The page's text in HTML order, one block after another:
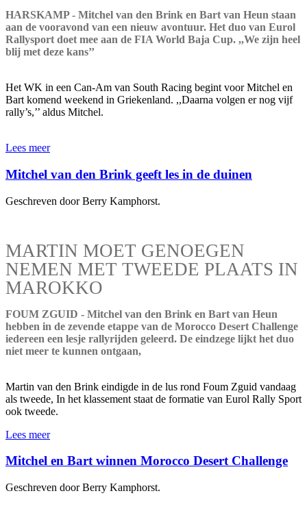
HARSKAMP - Mitchel van den Brink en Bart van Heun staan
aan de vooravond van een nieuw avontuur. Het duo van Eurol
Rallysport doet mee aan de FIA World Baja Cup. ,,We zijn heel
blij met deze kans’’
Het WK in een Can-Am van South Racing begint voor Mitchel en
Bart komend weekend in Griekenland. ,,Daarna volgen er nog vijf
rally’s,’’ aldus Mitchel.
Lees meer
Mitchel van den Brink geeft les in de duinen
Geschreven door Berry Kamphorst.
MARTIN MOET GENOEGEN
NEMEN MET TWEEDE PLAATS IN
MAROKKO
FOUM ZGUID - Mitchel van den Brink en Bart van Heun
hebben in de zevende etappe van de Morocco Desert Challenge
iedereen een lesje rallyrijden geleerd. De eindzege lijkt het duo
niet meer te kunnen ontgaan,
Martin van den Brink eindigde in de lus rond Foum Zguid vandaag
als tweede, In het klassement staat de formatie van Eurol Rally Sport
ook tweede.
Lees meer
Mitchel en Bart winnen Morocco Desert Challenge
Geschreven door Berry Kamphorst.